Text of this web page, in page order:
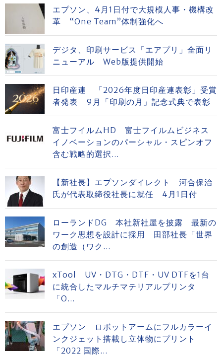
エプソン、4月1日付で大規模人事・機構改
革 “One Team”体制強化へ
デジタ、印刷サービス「エアプリ」全面リ
ニューアル Web版提供開始
日印産連 「2026年度日印産連表彰」受賞
者発表 9月「印刷の月」記念式典で表彰
富士フイルムHD 富士フイルムビジネス
イノベーションのパーシャル・スピンオフ
含む戦略的選択...
【新社長】エプソンダイレクト 河合保治
氏が代表取締役社長に就任 4月1日付
ローランドDG 本社新社屋を披露 最新の
ワーク思想を設計に採用 田部社長「世界
の創造（ワク...
xTool UV・DTG・DTF・UV DTFを1台
に統合したマルチマテリアルプリンタ
「O...
エプソン ロボットアームにフルカラーイ
ンクジェット搭載し立体物にプリント
「2022 国際...